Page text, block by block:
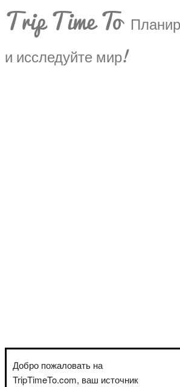
Trip Time To
и исследуйте мир!
Добро пожаловать на
TripTimeTo.com, ваш источник